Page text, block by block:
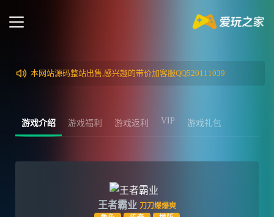
本网站源码整站出售,感兴趣的带价加客服QQ520111039
游戏介绍 游戏福利 游戏返利 VIP 游戏礼包
王者霸业 刀刀爆爆爽